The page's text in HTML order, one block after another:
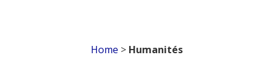
Home > Humanités